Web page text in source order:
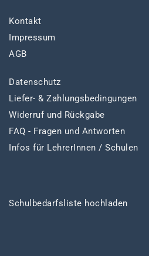
Kontakt
Impressum
AGB
Datenschutz
Liefer- & Zahlungsbedingungen
Widerruf und Rückgabe
FAQ - Fragen und Antworten
Infos für LehrerInnen / Schulen
Schulbedarfsliste hochladen